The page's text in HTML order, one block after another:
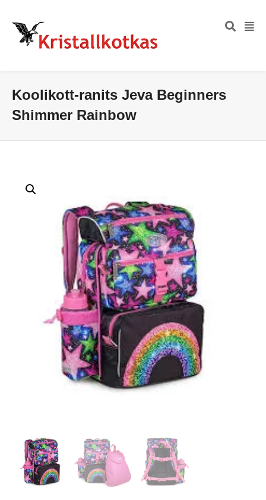
Koolikott-ranits Jeva Beginners
Shimmer Rainbow